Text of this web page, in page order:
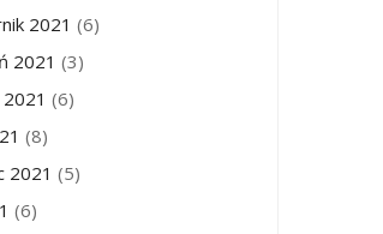
2021 (6)
2021 (3)
(6)
(8)
2021 (5)
(6)